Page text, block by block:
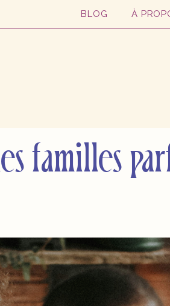
BLOG À
familles